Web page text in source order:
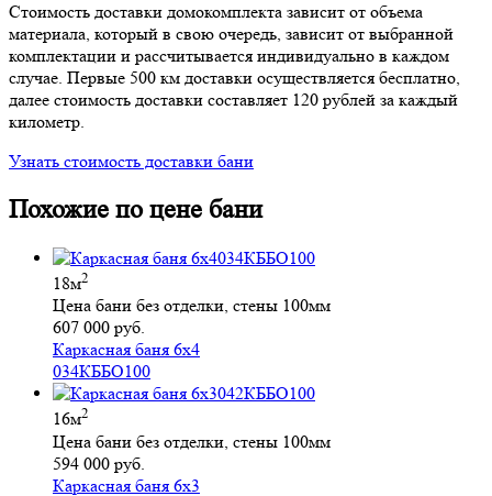
Стоимость доставки домокомплекта зависит от объема
материала, который в свою очередь, зависит от выбранной
комплектации и рассчитывается индивидуально в каждом
случае. Первые 500 км доставки осуществляется бесплатно,
далее стоимость доставки составляет 120 рублей за каждый
километр.
Узнать стоимость доставки бани
Похожие по цене бани
18м2
Цена бани без отделки, стены 100мм
607 000 руб.
Каркасная баня 6х4
034КББО100
16м2
Цена бани без отделки, стены 100мм
594 000 руб.
Каркасная баня 6х3